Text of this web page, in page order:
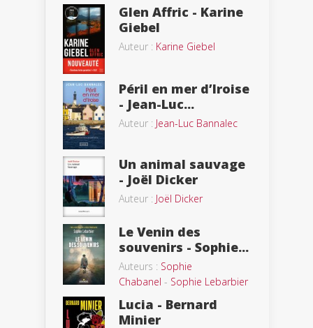
Glen Affric - Karine
Giebel
Auteur : Karine Giebel
Péril en mer d’Iroise
- Jean-Luc...
Auteur : Jean-Luc Bannalec
Un animal sauvage
- Joël Dicker
Auteur : Joël Dicker
Le Venin des
souvenirs - Sophie...
Auteurs : Sophie
Chabanel - Sophie Lebarbier
Lucia - Bernard
Minier